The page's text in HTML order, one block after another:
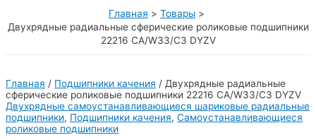
Главная
Товары
Двухрядные радиальные сферические роликовые подшипники
22216 CA/W33/C3 DYZV
Главная / Подшипники качения / Двухрядные радиальные
сферические роликовые подшипники 22216 CA/W33/C3 DYZV
Двухрядные самоустанавливающиеся шариковые радиальные
подшипники, Подшипники качения, Самоустанавливающиеся
роликовые подшипники